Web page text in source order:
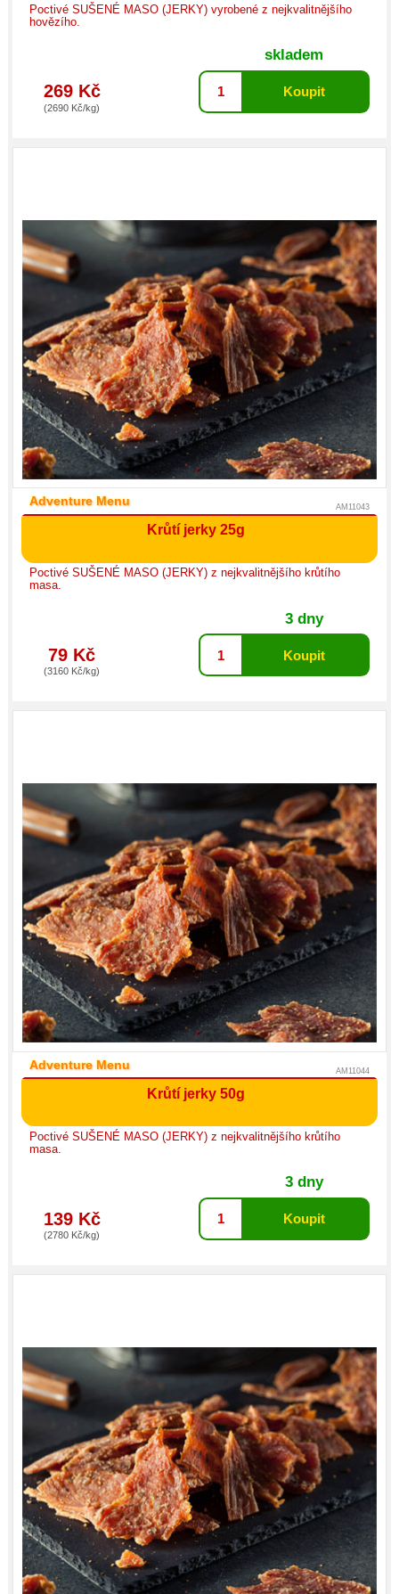
Poctivé SUŠENÉ MASO (JERKY) vyrobené z nejkvalitnějšího
hovězího.
skladem
269 Kč
(2690 Kč/kg)
Adventure Menu
Krůtí jerky 25g
Poctivé SUŠENÉ MASO (JERKY) z nejkvalitnějšího krůtího
masa.
AM11043
3 dny
79 Kč
(3160 Kč/kg)
Adventure Menu
Krůtí jerky 50g
Poctivé SUŠENÉ MASO (JERKY) z nejkvalitnějšího krůtího
masa.
AM11044
3 dny
139 Kč
(2780 Kč/kg)